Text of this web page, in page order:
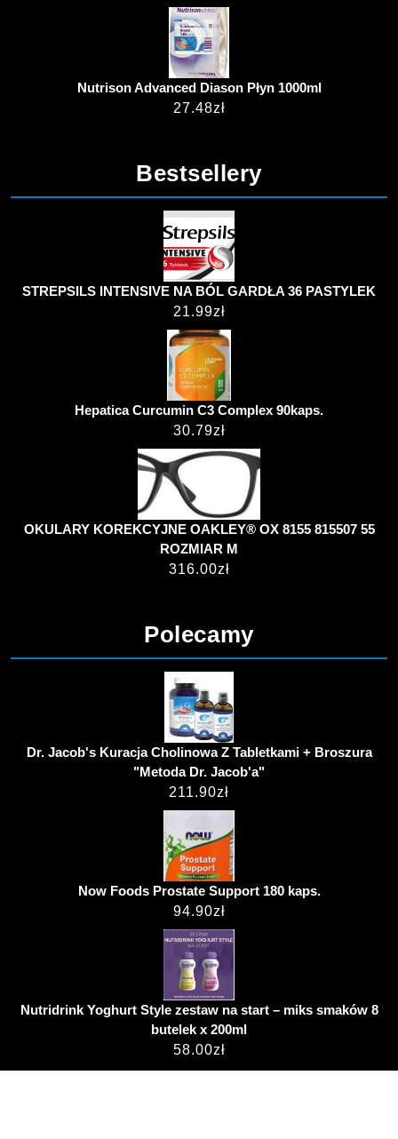
Nutrison Advanced Diason Płyn 1000ml
27.48zł
Bestsellery
STREPSILS INTENSIVE NA BÓL GARDŁA 36 PASTYLEK
21.99zł
Hepatica Curcumin C3 Complex 90kaps.
30.79zł
OKULARY KOREKCYJNE OAKLEY® OX 8155 815507 55
ROZMIAR M
316.00zł
Polecamy
Dr. Jacob's Kuracja Cholinowa Z Tabletkami + Broszura
"Metoda Dr. Jacob'a"
211.90zł
Now Foods Prostate Support 180 kaps.
94.90zł
Nutridrink Yoghurt Style zestaw na start – miks smaków 8
butelek x 200ml
58.00zł